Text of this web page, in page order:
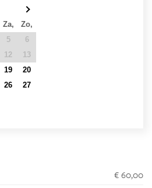
Za,
Zo,
5
6
12
13
19
20
26
27
€ 60,00